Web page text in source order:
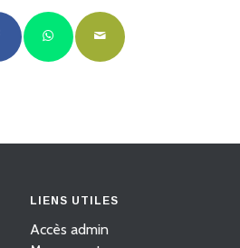
LIENS UTILES
Accès admin